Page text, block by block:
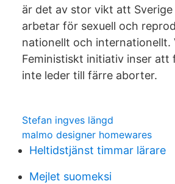
är det av stor vikt att
arbetar för sexuell och
nationellt och internationellt.
Feministiskt initiativ inser
inte leder till färre aborter.
Stefan ingves längd
malmo designer homewares
Heltidstjänst timmar lärare
Mejlet suomeksi